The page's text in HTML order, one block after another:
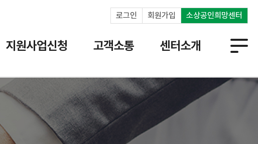
소상공인희망센터
회원가입
로그인
지원사업신청 고객소통 센터소개